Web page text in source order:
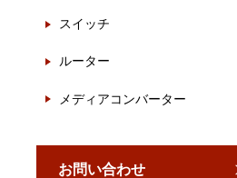
スイッチ
ルーター
メディアコンバーター
お問い合わせ